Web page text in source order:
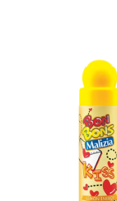
idratazione e
un trattamento
dopo il sole
il sole e contiene
un doposole più
su vestiti o
su tessuti se ci